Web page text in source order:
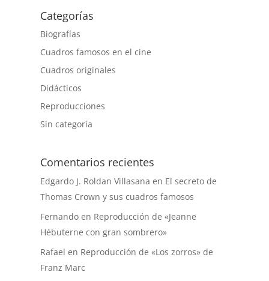
Categorías
Biografías
Cuadros famosos en el cine
Cuadros originales
Didácticos
Reproducciones
Sin categoría
Comentarios recientes
Edgardo J. Roldan Villasana en El secreto de
Thomas Crown y sus cuadros famosos
Fernando en Reproducción de «Jeanne
Hébuterne con gran sombrero»
Rafael en Reproducción de «Los zorros» de
Franz Marc